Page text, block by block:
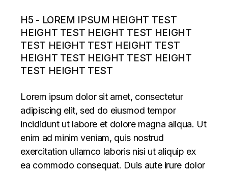
H5 - LOREM IPSUM HEIGHT TEST
HEIGHT TEST HEIGHT TEST HEIGHT
TEST HEIGHT TEST HEIGHT TEST
HEIGHT TEST HEIGHT TEST HEIGHT
TEST HEIGHT TEST
Lorem ipsum dolor sit amet, consectetur
adipiscing elit, sed do eiusmod tempor
incididunt ut labore et dolore magna aliqua. Ut
enim ad minim veniam, quis nostrud
exercitation ullamco laboris nisi ut aliquip ex
ea commodo consequat. Duis aute irure dolor